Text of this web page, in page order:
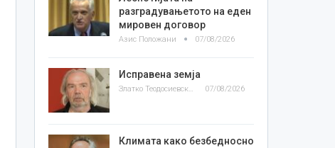
разградувањетото на еден
мировен договор
Азис Положани 07/08/2026
Исправена земја
Златко Теодосиевски 07/08/2026
Климата како безбедносно